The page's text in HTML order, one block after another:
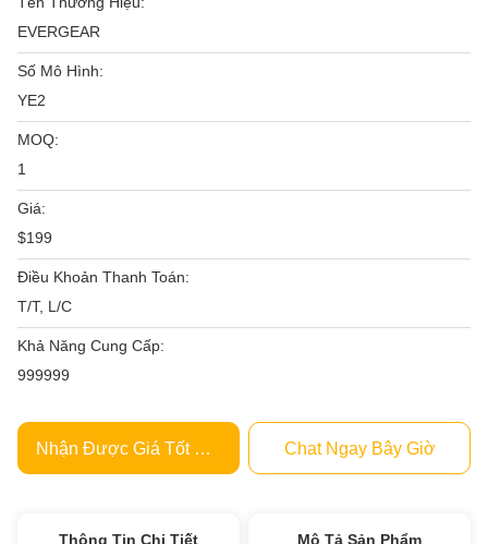
EVERGEAR
Số Mô Hình:
YE2
MOQ:
1
Giá:
$199
Điều Khoản Thanh Toán:
T/T, L/C
Khả Năng Cung Cấp:
999999
Nhận Được Giá Tốt Nhất Chat Ngay Bây Giờ
Thông Tin Chi Tiết Mô Tả Sản Phẩm